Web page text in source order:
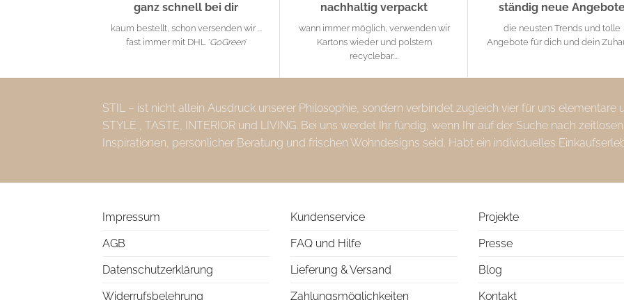
ganz schnell bei dir
kaum bestellt, schon versenden wir ...
fast immer mit DHL 'GoGreen'
nachhaltig verpackt
wann immer möglich, verwenden wir
Kartons wieder und polstern
recyclebar....
ständig neue
die neusten Trends und tolle
Angebote für dich und dein
STIL – ist nicht allein Ausdruck unserer Philosophie, sondern verbindet zugleich vier für uns elementare
STYLE , TASTE, INTERIOR und LIVING. Bei uns werdet Ihr fündig, wenn Ihr auf der Suche nach
Inspirationen, persönlicher Beratung und frischen Wohndesigns seid. Habt ein individuelles
Impressum
AGB
Datenschutzerklärung
Widerrufsbelehrung
Kundenservice
FAQ und Hilfe
Lieferung & Versand
Zahlungsmöglichkeiten
Projekte
Presse
Blog
Kontakt